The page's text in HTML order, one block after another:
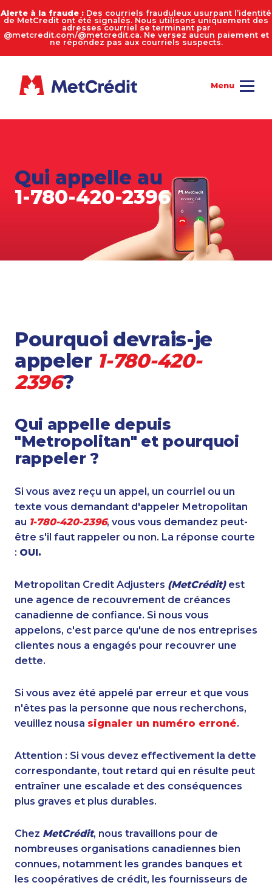
Alerte à la fraude : Des courriels frauduleux usurpant l’identité
de MetCredit ont été signalés. Nous utilisons uniquement des
adresses courriel se terminant par
@metcredit.com/@metcredit.ca. Ne versez aucun paiement et
ne répondez pas aux courriels suspects.
Qui appelle au
1-780-420-2396
Pourquoi devrais-je
appeler 1-780-420-
2396?
Qui appelle depuis
"Metropolitan" et pourquoi
rappeler ?
Si vous avez reçu un appel, un courriel ou un
texte vous demandant d'appeler Metropolitan
au 1-780-420-2396, vous vous demandez peut-
être s'il faut rappeler ou non. La réponse courte
: OUI.
Metropolitan Credit Adjusters (MetCrédit)est
une agence de recouvrement de créances
canadienne de confiance. Si nous vous
appelons, c'est parce qu'une de nos entreprises
clientes nous a engagés pour recouvrer une
dette.
Si vous avez été appelé par erreur et que vous
n'êtes pas la personne que nous recherchons,
veuillez nousa signaler un numéro erroné.
Attention : Si vous devez effectivement la dette
correspondante, tout retard qui en résulte peut
entraîner une escalade et des conséquences
plus graves et plus durables.
Chez MetCrédit, nous travaillons pour de
nombreuses organisations canadiennes bien
connues, notamment les grandes banques et
les coopératives de crédit, les fournisseurs de